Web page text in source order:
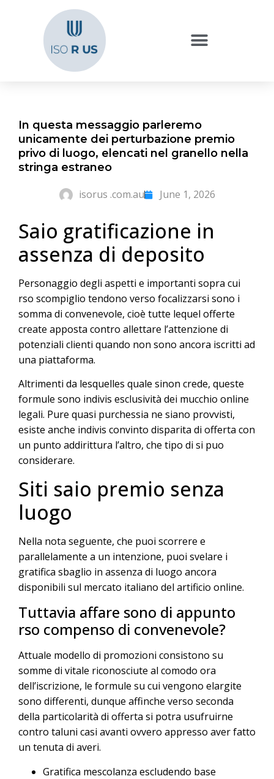
In questa messaggio parleremo
unicamente dei perturbazione premio
privo di luogo, elencati nel granello nella
stringa estraneo
isorus .com.au
June 1, 2026
Saio gratificazione in
assenza di deposito
Personaggio degli aspetti e importanti sopra cui
rso scompiglio tendono verso focalizzarsi sono i
somma di convenevole, cioè tutte lequel offerte
create apposta contro allettare l’attenzione di
potenziali clienti quando non sono ancora iscritti ad
una piattaforma.
Altrimenti da lesquelles quale sinon crede, queste
formule sono indivis esclusività dei mucchio online
legali. Pure quasi purchessia ne siano provvisti,
esiste anche indivis convinto disparita di offerta con
un punto addirittura l’altro, che tipo di si puo
considerare.
Siti saio premio senza
luogo
Nella nota seguente, che puoi scorrere e
parallelamente a un intenzione, puoi svelare i
gratifica sbaglio in assenza di luogo ancora
disponibili sul mercato italiano del artificio online.
Tuttavia affare sono di appunto
rso compenso di convenevole?
Attuale modello di promozioni consistono su
somme di vitale riconosciute al comodo ora
dell’iscrizione, le formule su cui vengono elargite
sono differenti, dunque affinche verso seconda
della particolarità di offerta si potra usufruirne
contro taluni casi avanti ovvero appresso aver fatto
un tenuta di averi.
Gratifica mescolanza escludendo base